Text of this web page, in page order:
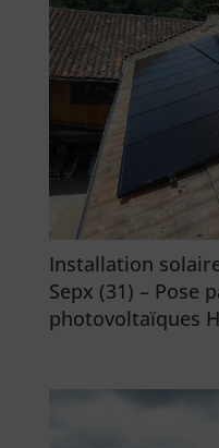
Installation
Sepx (31) – Pose
photovoltaïques